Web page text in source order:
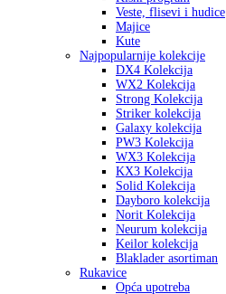
Veste, flisevi i hudice
Majice
Kute
Najpopularnije kolekcije
DX4 Kolekcija
WX2 Kolekcija
Strong Kolekcija
Striker kolekcija
Galaxy kolekcija
PW3 Kolekcija
WX3 Kolekcija
KX3 Kolekcija
Solid Kolekcija
Dayboro kolekcija
Norit Kolekcija
Neurum kolekcija
Keilor kolekcija
Blaklader asortiman
Rukavice
Opća upotreba